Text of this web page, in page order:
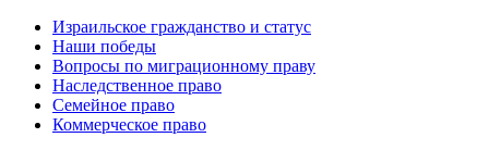
Израильское гражданство и статус
Наши победы
Вопросы по миграционному праву
Наследственное право
Семейное право
Коммерческое право